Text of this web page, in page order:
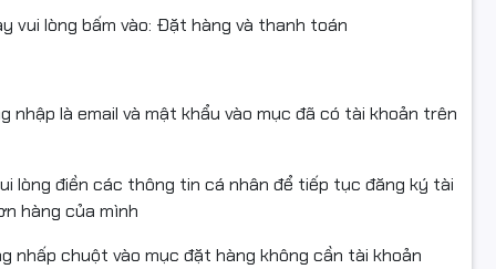
gạt trước khi nạp.
vui lòng bấm vào: Đặt hàng và thanh toán
là email và mật khẩu vào mục đã có tài khoản trên
lòng điền các thông tin cá nhân để tiếp tục đăng ký tài
hàng của mình
nhấp chuột vào mục đặt hàng không cần tài khoản
(làm căn cứ nếu: móp méo, vỡ, giao nhầm, thiếu hàng).
hoàn khi: giao sai mẫu, thiếu hàng, hoặc lỗi kỹ thuật được
tem/phụ kiện/hóa đơn (nếu có).
trợ đổi/hoàn nếu: khi sản phẩm không còn giá trị sử dụng và
không có video mở gói.